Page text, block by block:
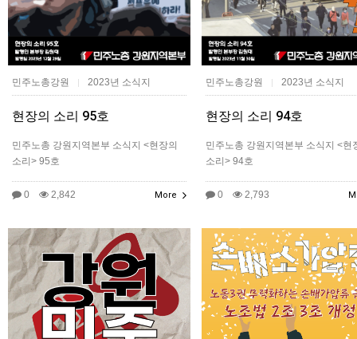
민주노총강원 2023년 소식지
현장의 소리 95호
민주노총 강원지역본부 소식지 <현장의
소리> 95호
0 2,842 More
민주노총강원 2023년 소식지
현장의 소리 94호
민주노총 강원지역본부 소식지 <현
소리> 94호
0 2,793